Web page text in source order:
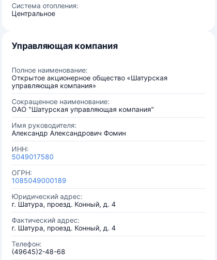
Система отопления:
Центральное
Управляющая компания
Полное наименование:
Открытое акционерное общество «Шатурская
управляющая компания»
Сокращенное наименование:
ОАО "Шатурская управляющая компания"
Имя руководителя:
Александр Александрович Фомин
ИНН:
5049017580
ОГРН:
1085049000189
Юридический адрес:
г. Шатура, проезд. Конный, д. 4
Фактический адрес:
г. Шатура, проезд. Конный, д. 4
Телефон:
(49645)2-48-68